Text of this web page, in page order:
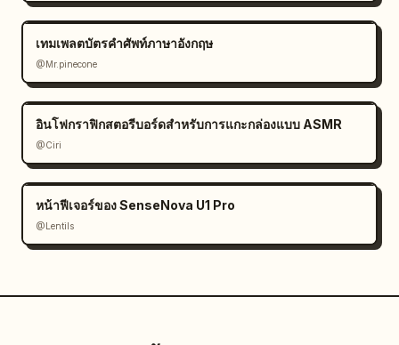
เทมเพลตบัตรคำศัพท์ภาษาอังกฤษ
@Mr.pinecone
อินโฟกราฟิกสตอรีบอร์ดสำหรับการแกะกล่องแบบ ASMR
@Ciri
หน้าฟีเจอร์ของ SenseNova U1 Pro
@Lentils